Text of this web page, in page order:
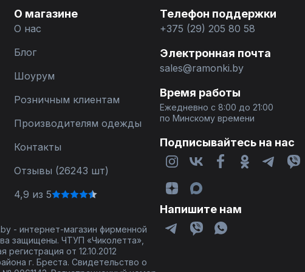
О магазине
О нас
Блог
Шоурум
Розничным клиентам
Производителям одежды
Контакты
Отзывы (26243 шт)
4,9 из 5
Телефон поддержки
+375 (29) 205 80 58
Электронная почта
sales@ramonki.by
Время работы
Ежедневно с 8:00 до 21:00
по Минскому времени
Подписывайтесь на нас
Напишите нам
- интернет-магазин фирменной
защищены. ЧТУП «Чиколетта»,
регистрация от 12.10.2012
г. Бреста. Свидетельство о